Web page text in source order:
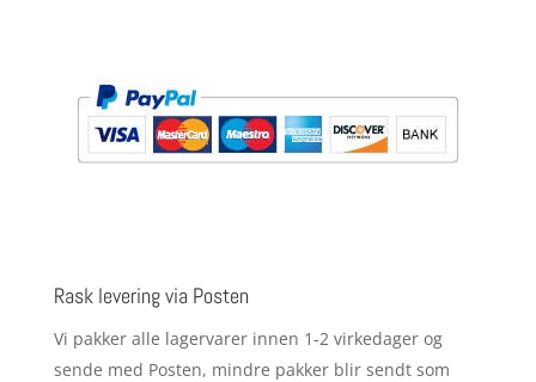
Rask levering via Posten
Vi pakker alle lagervarer innen 1-2 virkedager og
sende med Posten, mindre pakker blir sendt som